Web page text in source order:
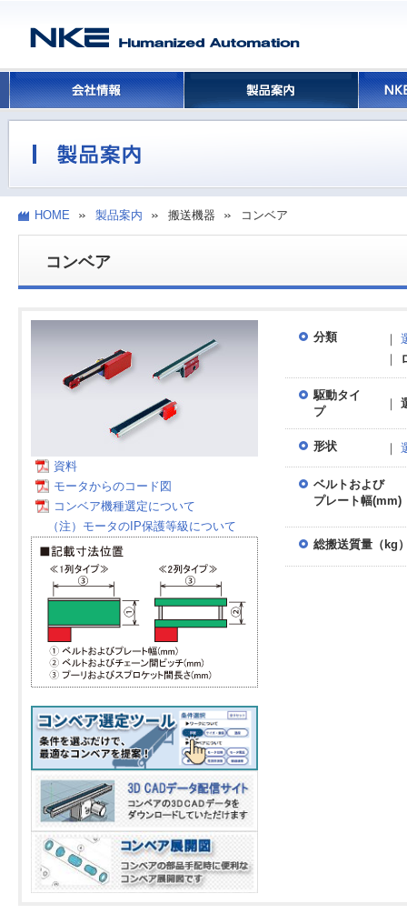
HOME 製品案内 搬送機器 コンベア
コンベア
資料
モータからのコード図
コンベア機種選定について
（注）モータのIP保護等級について
分類 ｜
｜
駆動タイ
プ
｜
形状 ｜
ベルトおよび
プレート幅(mm)
総搬送質量（kg